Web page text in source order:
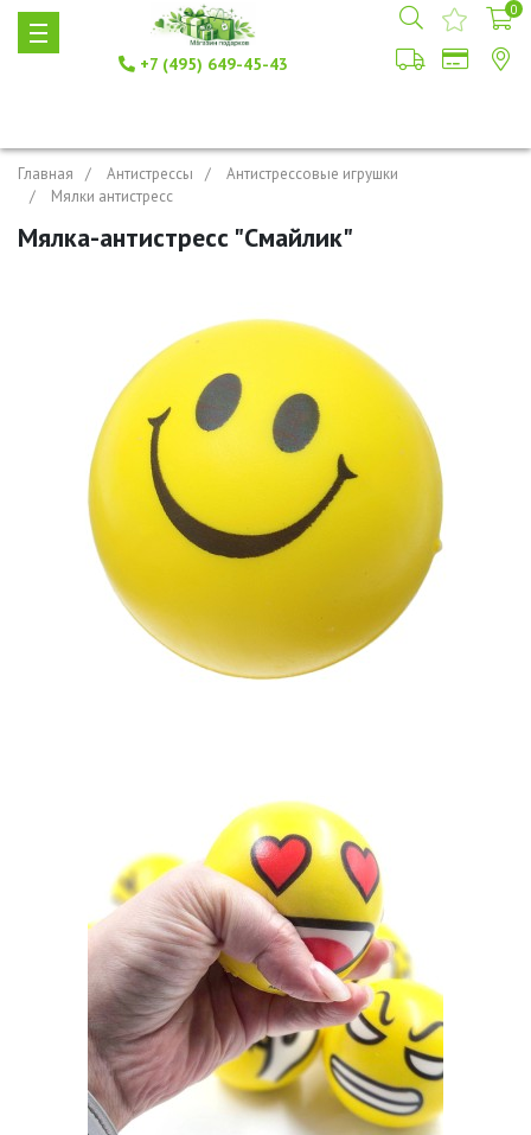
+7 (495) 649-45-43
0
Главная Антистрессы
Антистрессовые игрушки
Мялки антистресс
Мялка-антистресс "Смайлик"